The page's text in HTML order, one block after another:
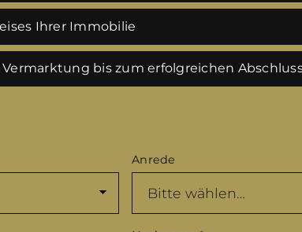
Ihrer Immobilie
bis zum erfolgreichen
Anrede